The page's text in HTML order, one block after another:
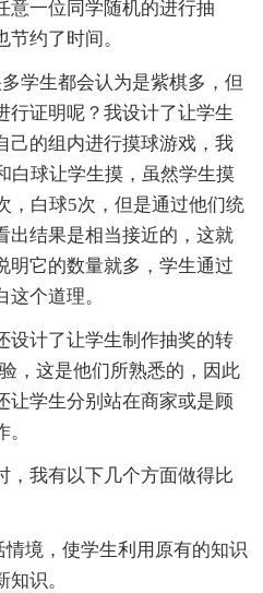
意一位同学随机的进行抽
约了时间。
生都会认为是紫棋多，但
行证明呢？我设计了让学生
己的组内进行摸球游戏，我
白球让学生摸，虽然学生摸
，白球5次，但是通过他们统
出结果是相当接近的，这就
明它的数量就多，学生通过
个道理。
计了让学生制作抽奖的转
，这是他们所熟悉的，因此
让学生分别站在商家或是顾
我有以下几个方面做得比
境，使学生利用原有的知识
识。